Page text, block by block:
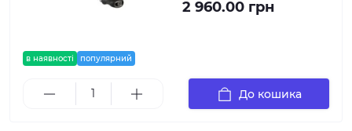
в наявності популярний
2 960.00 грн
До кошика